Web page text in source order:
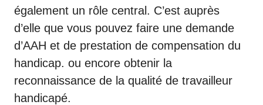
également un rôle central. C’est auprès
d’elle que vous pouvez faire une demande
d’AAH et de prestation de compensation du
handicap. ou encore obtenir la
reconnaissance de la qualité de travailleur
handicapé.